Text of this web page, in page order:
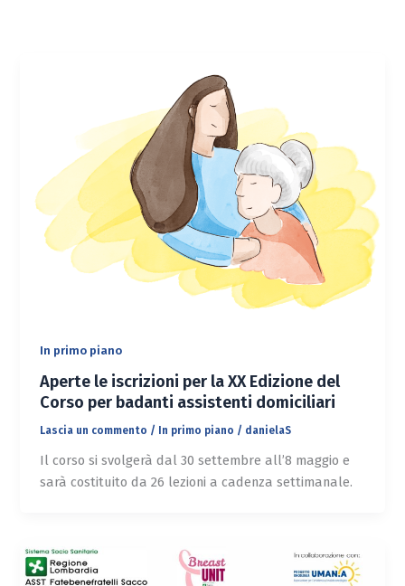
In primo piano
Aperte le iscrizioni per la XX Edizione del
Corso per badanti assistenti domiciliari
Lascia un commento / In primo piano / danielaS
Il corso si svolgerà dal 30 settembre all’8 maggio e
sarà costituito da 26 lezioni a cadenza settimanale.